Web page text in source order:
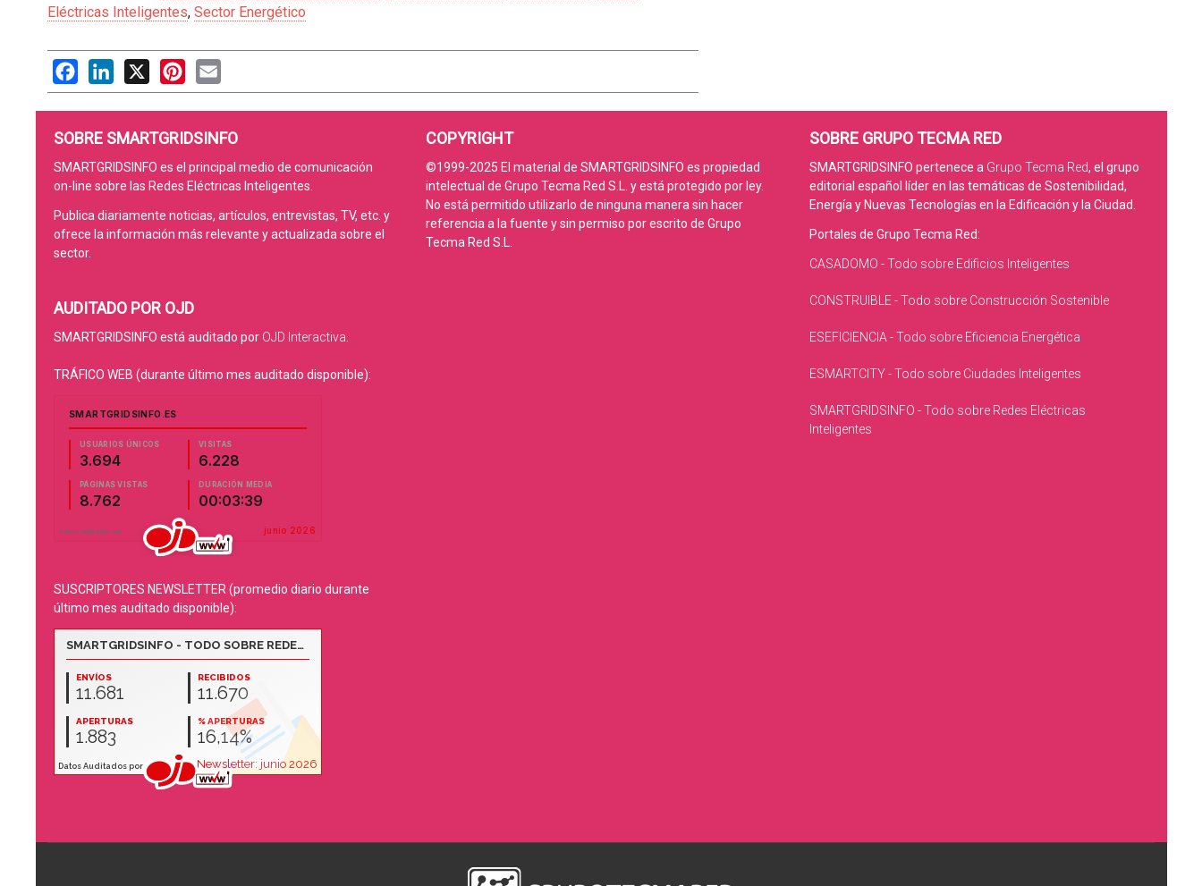
Eléctricas Inteligentes, Sector Energético
FacebookLinkedIn
X PinterestEmail
SOBRE SMARTGRIDSINFO
SMARTGRIDSINFO es el principal medio de comunicación
on-line sobre las Redes Eléctricas Inteligentes.
Publica diariamente noticias, artículos, entrevistas, TV, etc. y
ofrece la información más relevante y actualizada sobre el
sector.
AUDITADO POR OJD
SMARTGRIDSINFO está auditado por OJD Interactiva
TRÁFICO WEB (durante último mes auditado disponible):
SUSCRIPTORES NEWSLETTER (promedio diario durante
último mes auditado disponible):
COPYRIGHT
©1999-2025 El material de SMARTGRIDSINFO es propiedad
intelectual de Grupo Tecma Red S.L. y está protegido por ley.
No está permitido utilizarlo de ninguna manera sin hacer
referencia a la fuente y sin permiso por escrito de Grupo
Tecma Red S.L.
SOBRE GRUPO TECMA RED
SMARTGRIDSINFO pertenece a Grupo Tecma Red, el grupo
editorial español líder en las temáticas de Sostenibilidad,
Energía y Nuevas Tecnologías en la Edificación y la Ciudad.
Portales de Grupo Tecma Red:
CASADOMO - Todo sobre Edificios Inteligentes
CONSTRUIBLE - Todo sobre Construcción Sostenible
ESEFICIENCIA - Todo sobre Eficiencia Energética
ESMARTCITY - Todo sobre Ciudades Inteligentes
SMARTGRIDSINFO - Todo sobre Redes Eléctricas
Inteligentes